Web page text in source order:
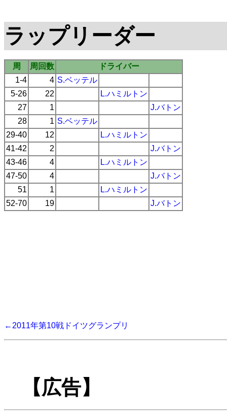
ラップリーダー
周 周回数
ドライバー
1-4
4 S.ベッテル
5-26
22
L.ハミルトン
27
1
J.バトン
28
1 S.ベッテル
29-40
12
L.ハミルトン
41-42
2
J.バトン
43-46
4
L.ハミルトン
47-50
4
J.バトン
51
1
L.ハミルトン
52-70
19 J.バトン
←2011年第10戦ドイツグランプリ
【広告】